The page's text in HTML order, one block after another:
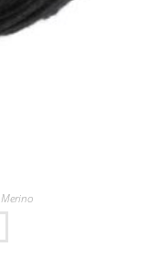
Merino